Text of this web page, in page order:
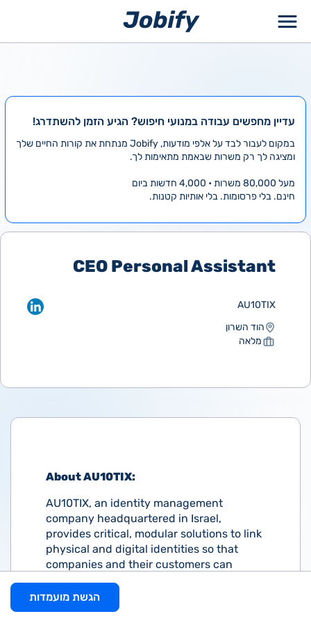
עדיין מחפשים עבודה במנועי חיפוש? הגיע הזמן להשתדרג!
במקום לעבור לבד על אלפי מודעות, Jobify מנתחת את קורות החיים שלך
ומציגה לך רק משרות שבאמת מתאימות לך.
מעל 80,000 משרות • 4,000 חדשות ביום
חינם. בלי פרסומות. בלי אותיות קטנות.
CEO Personal Assistant
AU10TIX
הוד השרון
מלאה
About AU10TIX:
AU10TIX, an identity management
company headquartered in Israel,
provides critical, modular solutions to link
physical and digital identities so that
companies and their customers can
confidently connect. Over the last
decade, AU10TIX has become the
preferred partner for customer
הגשת מועמדות